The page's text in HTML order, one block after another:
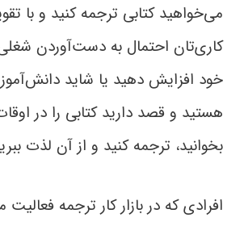
می‌خواهید کتابی ترجمه کنید و با
کاری‌‌تان احتمال به دست‌آوردن شغلی
خود افزایش دهید یا شاید
هستید و قصد دارید کتابی را در
بخوانید، ترجمه کنید و از آن لذت
افرادی که در بازار کار ترجمه فعالیت